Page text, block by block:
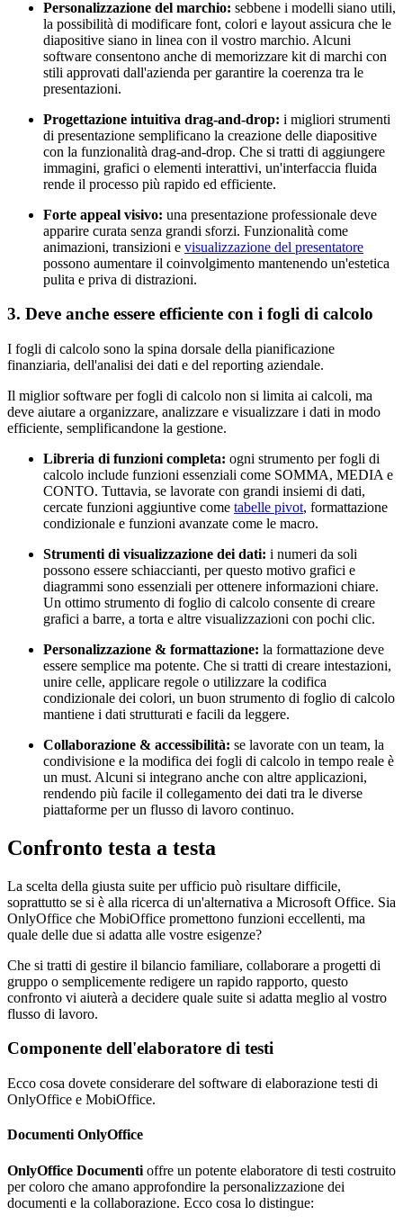
Personalizzazione del marchio: sebbene i modelli siano utili,
la possibilità di modificare font, colori e layout assicura che le
diapositive siano in linea con il vostro marchio. Alcuni
software consentono anche di memorizzare kit di marchi con
stili approvati dall'azienda per garantire la coerenza tra le
presentazioni.
Progettazione intuitiva drag-and-drop: i migliori strumenti
di presentazione semplificano la creazione delle diapositive
con la funzionalità drag-and-drop. Che si tratti di aggiungere
immagini, grafici o elementi interattivi, un'interfaccia fluida
rende il processo più rapido ed efficiente.
Forte appeal visivo: una presentazione professionale deve
apparire curata senza grandi sforzi. Funzionalità come
animazioni, transizioni e visualizzazione del presentatore
possono aumentare il coinvolgimento mantenendo un'estetica
pulita e priva di distrazioni.
3. Deve anche essere efficiente con i fogli di calcolo
I fogli di calcolo sono la spina dorsale della pianificazione
finanziaria, dell'analisi dei dati e del reporting aziendale.
Il miglior software per fogli di calcolo non si limita ai calcoli, ma
deve aiutare a organizzare, analizzare e visualizzare i dati in modo
efficiente, semplificandone la gestione.
Libreria di funzioni completa: ogni strumento per fogli di
calcolo include funzioni essenziali come SOMMA, MEDIA e
CONTO. Tuttavia, se lavorate con grandi insiemi di dati,
cercate funzioni aggiuntive come tabelle pivot, formattazione
condizionale e funzioni avanzate come le macro.
Strumenti di visualizzazione dei dati: i numeri da soli
possono essere schiaccianti, per questo motivo grafici e
diagrammi sono essenziali per ottenere informazioni chiare.
Un ottimo strumento di foglio di calcolo consente di creare
grafici a barre, a torta e altre visualizzazioni con pochi clic.
Personalizzazione & formattazione: la formattazione deve
essere semplice ma potente. Che si tratti di creare intestazioni,
unire celle, applicare regole o utilizzare la codifica
condizionale dei colori, un buon strumento di foglio di calcolo
mantiene i dati strutturati e facili da leggere.
Collaborazione & accessibilità: se lavorate con un team, la
condivisione e la modifica dei fogli di calcolo in tempo reale è
un must. Alcuni si integrano anche con altre applicazioni,
rendendo più facile il collegamento dei dati tra le diverse
piattaforme per un flusso di lavoro continuo.
Confronto testa a testa
La scelta della giusta suite per ufficio può risultare difficile,
soprattutto se si è alla ricerca di un'alternativa a Microsoft Office. Sia
OnlyOffice che MobiOffice promettono funzioni eccellenti, ma
quale delle due si adatta alle vostre esigenze?
Che si tratti di gestire il bilancio familiare, collaborare a progetti di
gruppo o semplicemente redigere un rapido rapporto, questo
confronto vi aiuterà a decidere quale suite si adatta meglio al vostro
flusso di lavoro.
Componente dell'elaboratore di testi
Ecco cosa dovete considerare del software di elaborazione testi di
OnlyOffice e MobiOffice.
Documenti OnlyOffice
OnlyOffice Documenti offre un potente elaboratore di testi costruito
per coloro che amano approfondire la personalizzazione dei
documenti e la collaborazione. Ecco cosa lo distingue: